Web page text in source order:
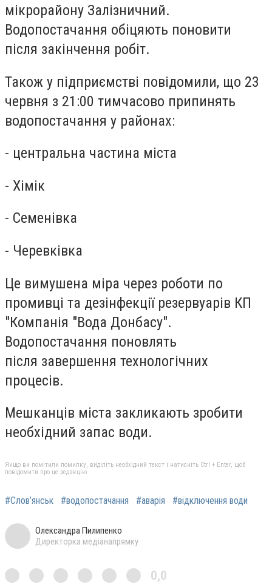
мікрорайону Залізничний.
Водопостачання обіцяють поновити
після закінчення робіт.
Також у підприємстві повідомили, що 23
червня з 21:00 тимчасово припинять
водопостачання у районах:
- центральна частина міста
- Хімік
- Семенівка
- Черевківка
Це вимушена міра через роботи по
промивці та дезінфекції резервуарів КП
"Компанія "Вода Донбасу".
Водопостачання поновлять
після завершення технологічних
процесів.
Мешканців міста закликають зробити
необхідний запас води.
Якщо ви помітили помилку, виділіть необхідний текст і натисніть Ctrl + Enter, щоб
повідомити про це редакцію
#Слов’янськ #водопостачання #аварія #відключення води
Олександра Пилипенко
Директорка медіанапрямку
0,0